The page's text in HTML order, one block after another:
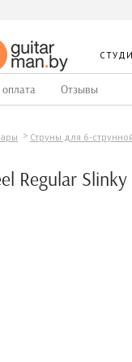
Отзывы
Струны для 6-
Regular Slinky